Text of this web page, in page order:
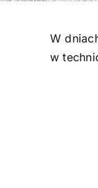
W
w